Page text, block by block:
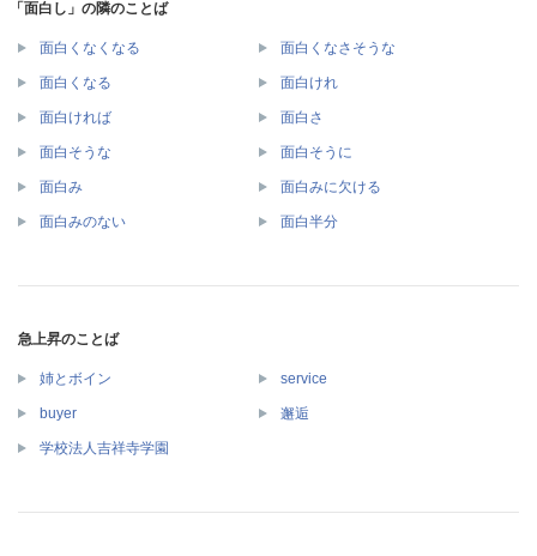
「面白し」の隣のことば
面白くなくなる 面白くなさそうな
面白くなる 面白けれ
面白ければ 面白さ
面白そうな 面白そうに
面白み 面白みに欠ける
面白みのない 面白半分
急上昇のことば
姉とボイン service
buyer 邂逅
学校法人吉祥寺学園